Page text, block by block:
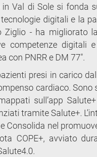
Val di Sole si fonda
digitali e la
- ha migliorato la
digitali e
con PNRR e DM 77".
presi in carico
cardiaco.
sull’app
tramite Salute+.
Consolida nel
COPE+, avviato